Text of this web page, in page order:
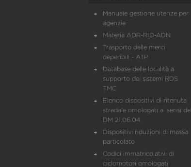
Manuale gestione utenze per
agenzie
Materia ADR-RID-ADN
Trasporto delle merci
deperibili - ATP
Database delle località a
supporto dei sistemi RDS
TMC
Elenco dispositivi di ritenuta
stradale omologati ai sensi del
DM 21.06.04
Dispositivi riduzioni di massa
particolato
Codici immatricolativi di
ciclomotori omologati